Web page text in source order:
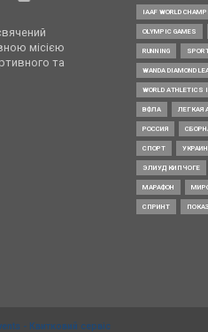
місією
та
IAAF WORLD
OLYMPIC GAMES
RUNNING
WANDA DIAMOND
WORLD ATHLETICS
ВФЛА ЛЕГКАЯ
РОССИЯ
СПОРТ
ЭЛИУД КИПЧОГЕ
МАРАФОН
СПРИНТ
- Квитковий сервіс